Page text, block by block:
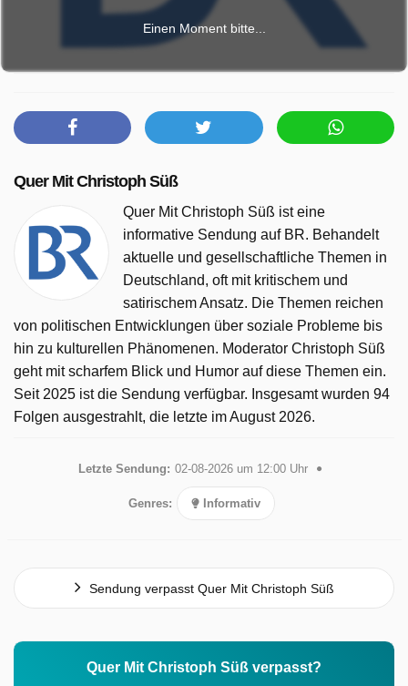
Einen Moment bitte...
Quer Mit Christoph Süß
Quer Mit Christoph Süß ist eine
informative Sendung auf BR. Behandelt
aktuelle und gesellschaftliche Themen in
Deutschland, oft mit kritischem und
satirischem Ansatz. Die Themen reichen
von politischen Entwicklungen über soziale Probleme bis
hin zu kulturellen Phänomenen. Moderator Christoph Süß
geht mit scharfem Blick und Humor auf diese Themen ein.
Seit 2025 ist die Sendung verfügbar. Insgesamt wurden 94
Folgen ausgestrahlt, die letzte im August 2026.
Letzte Sendung: 02-08-2026 um 12:00 Uhr
Genres: Informativ
Sendung verpasst Quer Mit Christoph Süß
Quer Mit Christoph Süß verpasst?